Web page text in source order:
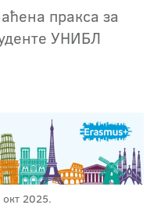
пракса за
УНИБЛ
2025.